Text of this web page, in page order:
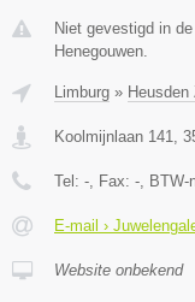
Niet gevestigd in
Henegouwen.
Limburg » Heusden
Koolmijnlaan 141
Tel: - , Fax: - , BTW-
E-mail ›
Website onbekend